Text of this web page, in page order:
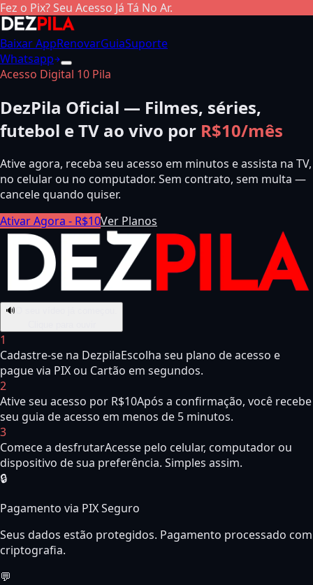
Fez o Pix? Seu Acesso Já Tá No Ar.
Baixar AppRenovarGuiaSuporte
Whatsapp
Acesso Digital 10 Pila
DezPila Oficial — Filmes, séries,
futebol e TV ao vivo por R$10/mês
Ative agora, receba seu acesso em minutos e assista na TV,
no celular ou no computador. Sem contrato, sem multa —
cancele quando quiser.
Ativar Agora - R$10Ver Planos
🔊
1
Cadastre-se na DezpilaEscolha seu plano de acesso e
pague via PIX ou Cartão em segundos.
2
Ative seu acesso por R$10Após a confirmação, você recebe
seu guia de acesso em menos de 5 minutos.
3
Comece a desfrutarAcesse pelo celular, computador ou
dispositivo de sua preferência. Simples assim.
🔒
Pagamento via PIX Seguro
Seus dados estão protegidos. Pagamento processado com
criptografia.
💬